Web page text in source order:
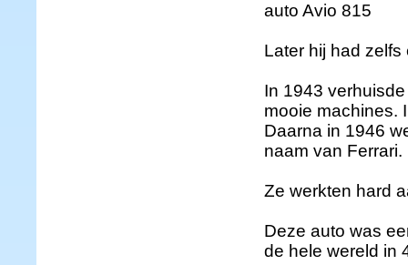
auto Avio 815
Later hij had
In 1943
mooie machines.
Daarna in 1946
naam van Ferrari.
Ze werkten hard
Deze auto was
de hele wereld in